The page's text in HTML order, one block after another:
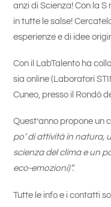
anzi di Scienza! Con la
in tutte le salse!
esperienze e di idee
Con il LabTalento ha
sia online (Laboratori
Cuneo, presso il Rondò
Quest’anno propone un
po’ di attività in natura,
scienza del clima e un
eco-emozioni)”.
Tutte le info e i contatti